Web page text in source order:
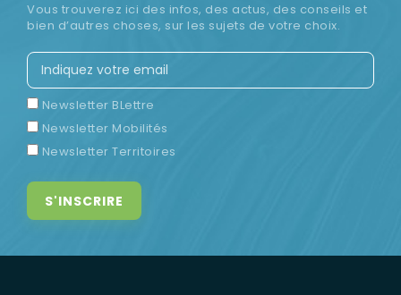
Vous trouverez ici des infos, des actus, des conseils et
bien d’autres choses, sur les sujets de votre choix.
Newsletter BLettre
Newsletter Mobilités
Newsletter Territoires